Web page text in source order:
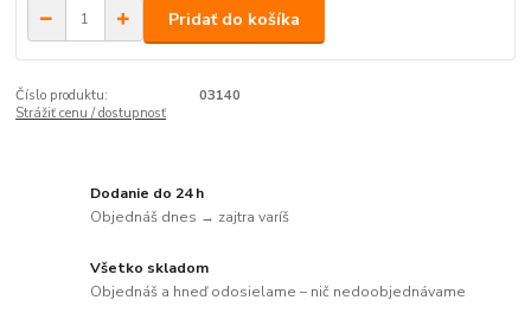
Pridať do košíka
Číslo produktu:
03140
Strážiť cenu / dostupnosť
Dodanie do 24 h
Objednáš dnes → zajtra varíš
Všetko skladom
Objednáš a hneď odosielame – nič nedoobjednávame